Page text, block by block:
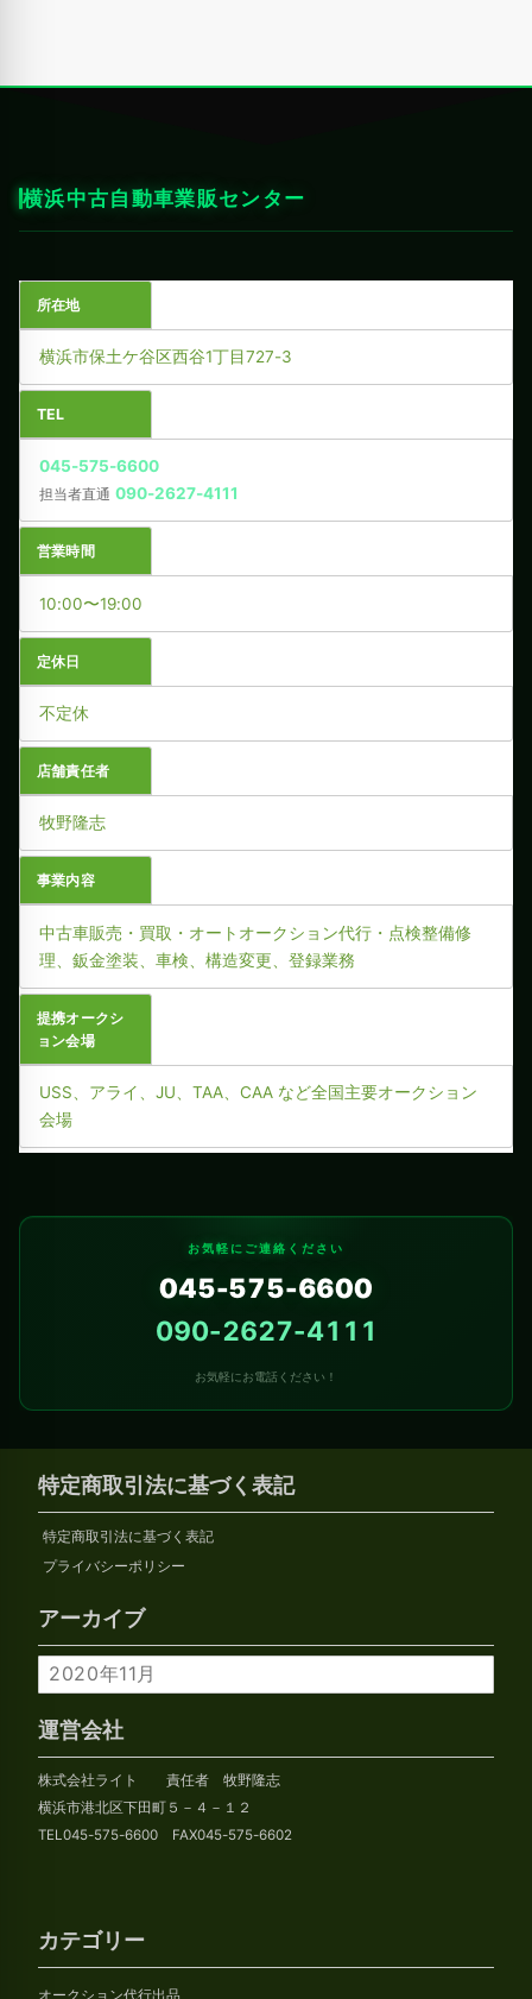
横浜中古自動車業販センター
所在地
横浜市保土ケ谷区西谷1丁目727-3
TEL
045-575-6600
担当者直通 090-2627-4111
営業時間
10:00〜19:00
定休日
不定休
店舗責任者
牧野隆志
事業内容
中古車販売・買取・オートオークション代行・点検整備修
理、鈑金塗装、車検、構造変更、登録業務
提携オークシ
ョン会場
USS、アライ、JU、TAA、CAA など全国主要オークション
会場
お気軽にご連絡ください
045-575-6600
090-2627-4111
お気軽にお電話ください！
特定商取引法に基づく表記
特定商取引法に基づく表記
プライバシーポリシー
アーカイブ
ア
ー
カ
イ
ブ
運営会社
株式会社ライト 責任者 牧野隆志
横浜市港北区下田町５－４－１２
TEL045-575-6600 FAX045-575-6602
カテゴリー
オークション代行出品